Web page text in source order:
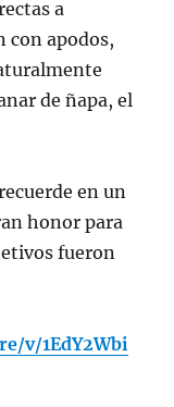
a
con apodos,
de ñapa, el
en un
honor para
fueron
v/1EdY2Wbi